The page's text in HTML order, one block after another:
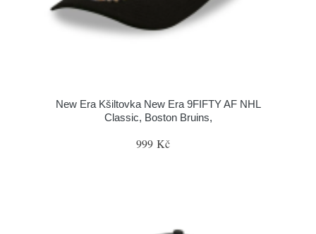
New Era Kšiltovka New Era 9FIFTY AF NHL
Classic, Boston Bruins,
999 Kč